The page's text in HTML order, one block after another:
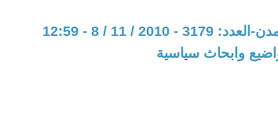
- 2010 / 11 / 8 - 12:59
وابحاث سياسية